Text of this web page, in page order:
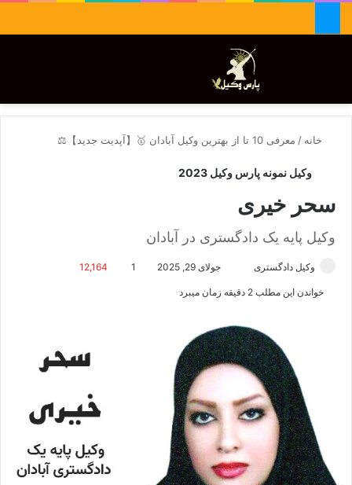
تغییر پوسته
خانه / معرفی 10 تا از بهترین وکیل آبادان 🥇【آپدیت جدید】⚖️
وکیل نمونه پارس وکیل 2023
سحر خیری
وکیل پایه یک دادگستری در آبادان
وکیل دادگستری
ا
ل
ا
م
ی
ل
جولای 29, 2025 1
12,164
خواندن این مطلب 2 دقیقه زمان میبرد